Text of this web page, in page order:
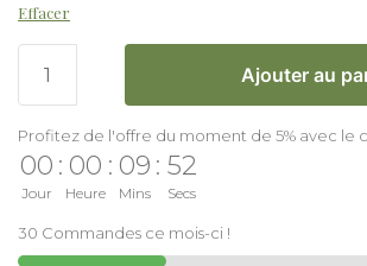
Effacer
Ajouter au
Profitez de l'offre du moment de 5% avec le
00
Jour
: 00
Heure
: 09
Mins
: 51
Secs
30 Commandes ce mois-ci !